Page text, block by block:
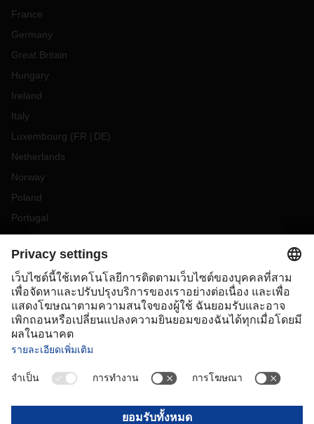
France
Germany
Great Britain
Hungary
Ireland
Italy
Luxembourg (FR DE)
Netherlands
Norway
Poland
Portugal
Romania
Slovakia
Spain
Sweden
Switzerland(DE FR)
Turkey
OCEANIA